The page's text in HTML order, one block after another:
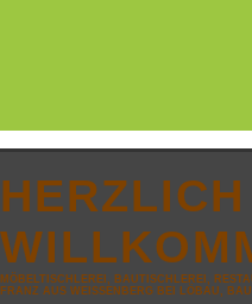
HERZLICH
MÖBELTISCHLEREI, BAUTISCHLEREI,
FRANZ AUS WEISSENBERG BEI LÖBAU,